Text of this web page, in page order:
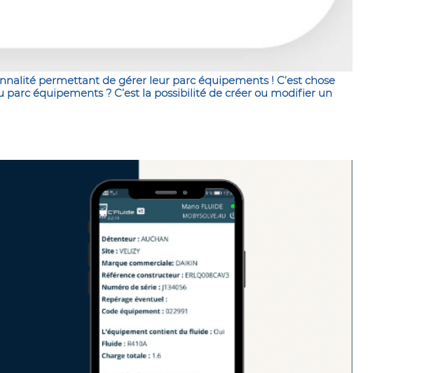
permettant de gérer leur parc équipements ! C’est chose
parc équipements ? C’est la possibilité de créer ou modifier un